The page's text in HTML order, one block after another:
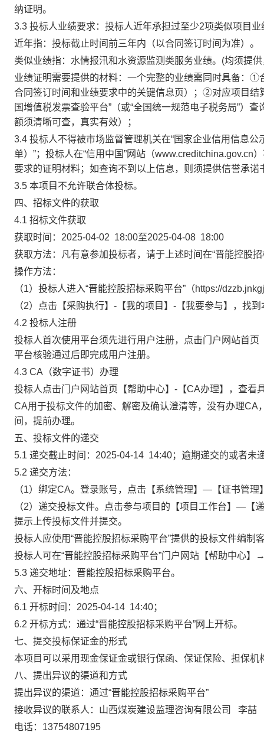
纳证明。
3.3 投标人业绩要求： 投标人近年承担过至少2项类似项目业
近年指：投标截止时间前三年内（以合同签订时间为准）。
类似业绩指： 水情报汛和水资源监测 类服务业绩。 (均须提
业绩证明需要提供的材料：一个完整的业绩需同时具备： ①
合同签订时间和业绩要求中的关键信息页）；②对应项目结
国增值税发票查验平台”（或“全国统一规范电子税务局”）
额须清晰可查，真实有效）；
3.4 投标人不得被市场监督管理机关在“国家企业信用信息公
单）”；投标人在“信用中国”网站（www.creditchina.gov.cn
要求的证明材料；如查询不到以上信息，则 须提供信誉承诺
3.5 本项目不允许联合体投标。
四、招标文件的获取
4.1 招标文件获取
获取时间： 2025-04-02 18:00至2025-04-08 18:00
获取方法：凡有意参加投标者，请于上述时间在“晋能控股
操作方法：
（1）投标人进入“晋能控股招标采购平台”（https://
（2）点击【采购执行】-【我的项目】-【我要参与】，找
4.2 投标人注册
投标人首次使用平台须先进行用户注册，点击门户网站首
平台核验通过后即完成用户注册。
4.3 CA（数字证书）办理
投标人点击门户网站首页【帮助中心】 -【CA办理】，查看
CA用于投标文件的加密、解密及确认澄清等，没有办理
间，提前办理。
五、投标文件的递交
5.1 递交截止时间：2025-04-14 14:40；逾期递交的或者未
5.2 递交方法：
（1）绑定CA。登录账号，点击【系统管理】—【证书管
（2）递交投标文件。点击参与项目的【项目工作台】—【
提示上传投标文件并提交。
投标人应使用“晋能控股招标采购平台”提供的投标文件编
投标人可在“晋能控股招标采购平台”门户网站【帮助中心
5.3 递交地址：晋能控股招标采购平台。
六、开标时间及地点
6.1 开标时间： 2025-04-14 14:40；
6.2 开标方式： 通过“晋能控股招标采购平台”网上开标。
七、提交投标保证金的形式
本项目可以采用现金保证金或银行保函、保证保险、担保机
八、提出异议的渠道和方式
提出异议的渠道：通过“晋能控股招标采购平台”
接收异议的联系人：山西煤炭建设监理咨询有限公司
李喆
电话： 13754807195